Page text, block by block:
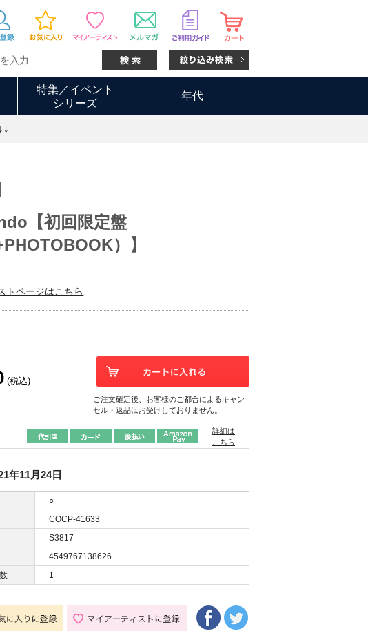
特集／イベント
シリーズ
年代
【初回限定盤
）】
トページはこちら
(税込)
ご注文確定後、お客様のご都合によるキャン
セル・返品はお受けしておりません。
詳細は
こちら
年11月24日
○
COCP-41633
S3817
4549767138626
1